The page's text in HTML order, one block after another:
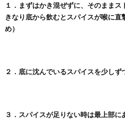
１．まずはかき混ぜずに、そのまま
きなり底から飲むとスパイスが喉に
め）
２．底に沈んでいるスパイスを少しず
３．スパイスが足りない時は最上部